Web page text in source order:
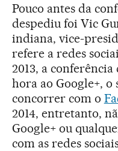
Pouco antes da
despediu foi Vic
indiana, vice-
refere a redes
2013, a
hora ao Google+,
concorrer com o
2014, entretanto,
Google+ ou
com as redes